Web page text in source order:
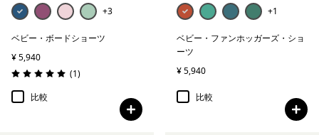
+3
ベビー・ボードショーツ
¥ 5,940
評価: 5.0 / 5
(1レビュー
)
比較
+1
ベビー・ファンホッガーズ・ショ
ーツ
¥ 5,940
比較